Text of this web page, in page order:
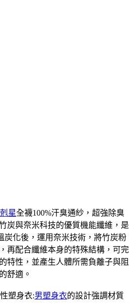
星全襪100%汗臭通紗，超強除臭
炭與奈米科技的優質機能纖維，是
炭化後，運用奈米技術，將竹炭粉
再配合纖維本身的特殊結構，可完
特性，並產生人體所需負離子與阻
舒適。
塑身衣:男塑身衣的設計強調材質